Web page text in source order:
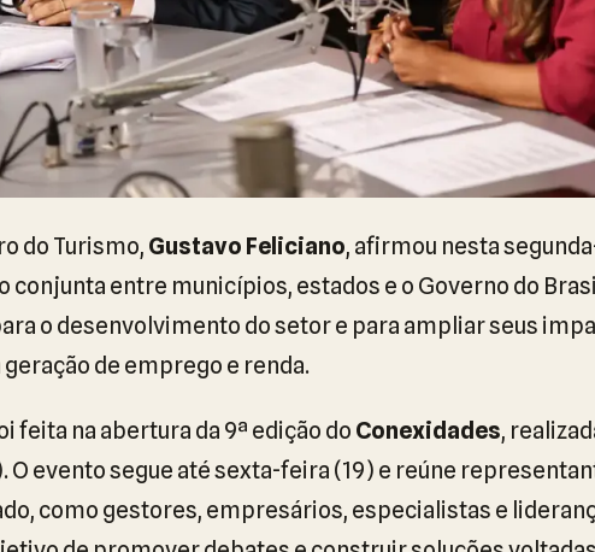
do Turismo, Gustavo Feliciano, afirmou nesta
conjunta entre municípios, estados e o Governo do
o desenvolvimento do setor e para ampliar seus
geração de emprego e renda.
feita na abertura da 9ª edição do Conexidades,
O evento segue até sexta-feira (19) e reúne
como gestores, empresários, especialistas e